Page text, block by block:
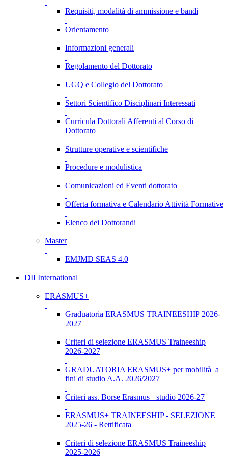
Requisiti, modalità di ammissione e bandi
Orientamento
Informazioni generali
Regolamento del Dottorato
UGQ e Collegio del Dottorato
Settori Scientifico Disciplinari Interessati
Curricula Dottorali Afferenti al Corso di
Dottorato
Strutture operative e scientifiche
Procedure e modulistica
Comunicazioni ed Eventi dottorato
Offerta formativa e Calendario Attività Formative
Elenco dei Dottorandi
Master
EMJMD SEAS 4.0
DII International
ERASMUS+
Graduatoria ERASMUS TRAINEESHIP 2026-
2027
Criteri di selezione ERASMUS Traineeship
2026-2027
GRADUATORIA ERASMUS+ per mobilità a
fini di studio A.A. 2026/2027
Criteri ass. Borse Erasmus+ studio 2026-27
ERASMUS+ TRAINEESHIP - SELEZIONE
2025-26 - Rettificata
Criteri di selezione ERASMUS Traineeship
2025-2026